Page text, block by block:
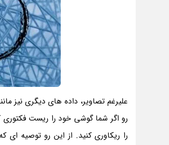
علیرغم تصاویر، داده های دیگری نیز
رو اگر شما گوشی خود را ریست فکتوری
را ریکاوری کنید. از این رو توصیه ای